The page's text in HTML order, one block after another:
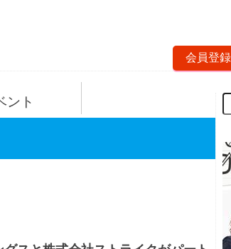
会員登録
ント